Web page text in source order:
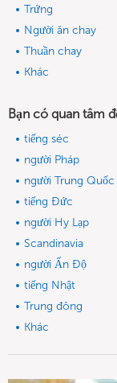
Trứng
Người ăn chay
Thuần chay
Khác
Bạn có quan tâm
tiếng séc
người Pháp
người Trung Quốc
tiếng Đức
người Hy Lạp
Scandinavia
người Ấn Độ
tiếng Nhật
Trung đông
Khác